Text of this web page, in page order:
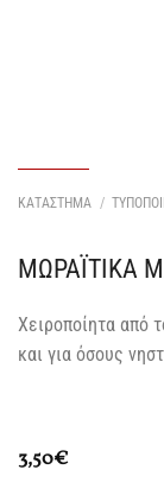
ΚΑΤΑΣΤΗΜΑ /
ΜΩΡΑΪΤΙΚΑ
Χειροποίητα από
και για όσους
3,50€